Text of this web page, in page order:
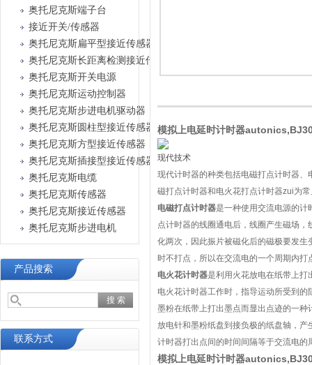
奥托尼克斯端子台
接近开关/传感器
奥托尼克斯扁平型接近传感器
奥托尼克斯长距离检测接近传感器
奥托尼克斯开关电源
奥托尼克斯运动控制器
奥托尼克斯步进电机驱动器
奥托尼克斯圆柱型接近传感器
奥托尼克斯方型接近传感器
奥托尼克斯插接型接近传感器
奥托尼克斯电缆
奥托尼克斯传感器
奥托尼克斯接近传感器
奥托尼克斯步进电机
产品搜索
联系方式
模拟上电延时计时器
现代技术
现代计时器的种类包括电磁打点计时器
磁打点计时器和电火花打点计时器zui为
电磁打点计时器是一种使用交流电源的计
点计时器的线圈通电后，线圈产生磁场
化两次，因此振片被磁化后的磁极要发
时不打点，所以在交流电的一个周期内
电火花计时器是利用火花放电在纸带上打
电火花计时器工作时，指导运动所受到
墨粉在纸带上打出墨点而显出点迹的一
放电针和墨粉纸盘到接负极的纸盘轴，
计时器打出点间的时间间隔等于交流电的
模拟上电延时计时器